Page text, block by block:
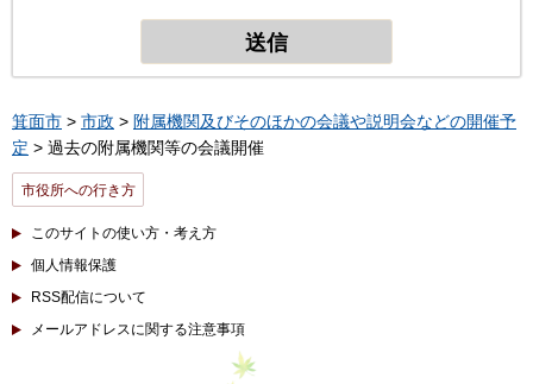
箕面市 > 市政 > 附属機関及びそのほかの会議や説明会などの開催予
定 > 過去の附属機関等の会議開催
市役所への行き方
このサイトの使い方・考え方
個人情報保護
RSS配信について
メールアドレスに関する注意事項